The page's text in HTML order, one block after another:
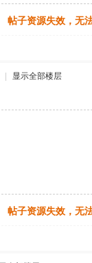
帖子资源失效，无
显示全部楼层
帖子资源失效，无